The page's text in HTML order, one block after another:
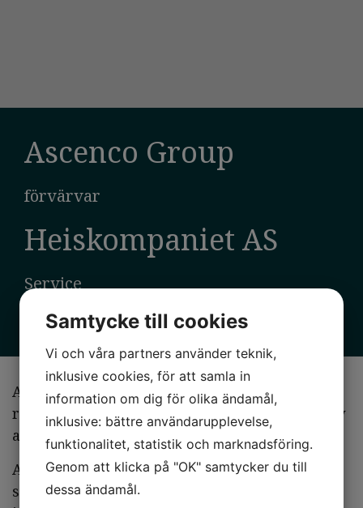
Ascenco Group
förvärvar
Heiskompaniet AS
Service
AHL Partners agerade exklusiv finansiell
rådgivare till Ascenco Group vid deras förvärv
av norska Heiskompaniet AS.
Ascenco Group är en företagsgrupp som
specialiserar sig på underhåll av kritisk
Samtycke till cookies
Vi och våra partners använder teknik,
inklusive cookies, för att samla in
information om dig för olika ändamål,
inklusive: bättre användarupplevelse,
funktionalitet, statistik och marknadsföring.
Genom att klicka på "OK" samtycker du till
dessa ändamål.